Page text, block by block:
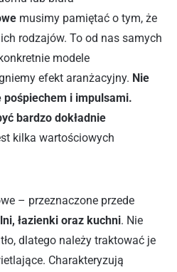
musimy pamiętać o tym, że
rodzajów. To od nas samych
modele
efekt aranżacyjny. Nie
i impulsami.
bardzo dokładnie
kilka wartościowych
– przeznaczone przede
łazienki oraz kuchni. Nie
dlatego należy traktować je
Charakteryzują